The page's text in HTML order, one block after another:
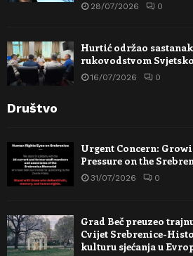
28/07/2026 0
Hurtić održao
rukovodstvom
16/07/2026 0
Društvo
Urgent Concern:
Pressure on the
31/07/2026 0
Grad Beč preuzeo
Cvijet Srebrenice-
kulturu sjećanja u